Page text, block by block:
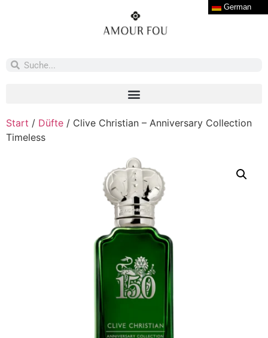
Start / Düfte / Clive Christian – Anniversary Collection
Timeless
German